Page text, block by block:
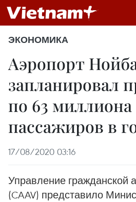
ЭКОНОМИКА
Аэропорт
запланировал
по 63 миллиона
пассажиров в
17/08/2020 03:16
Управление гражданской
(CAAV) представило